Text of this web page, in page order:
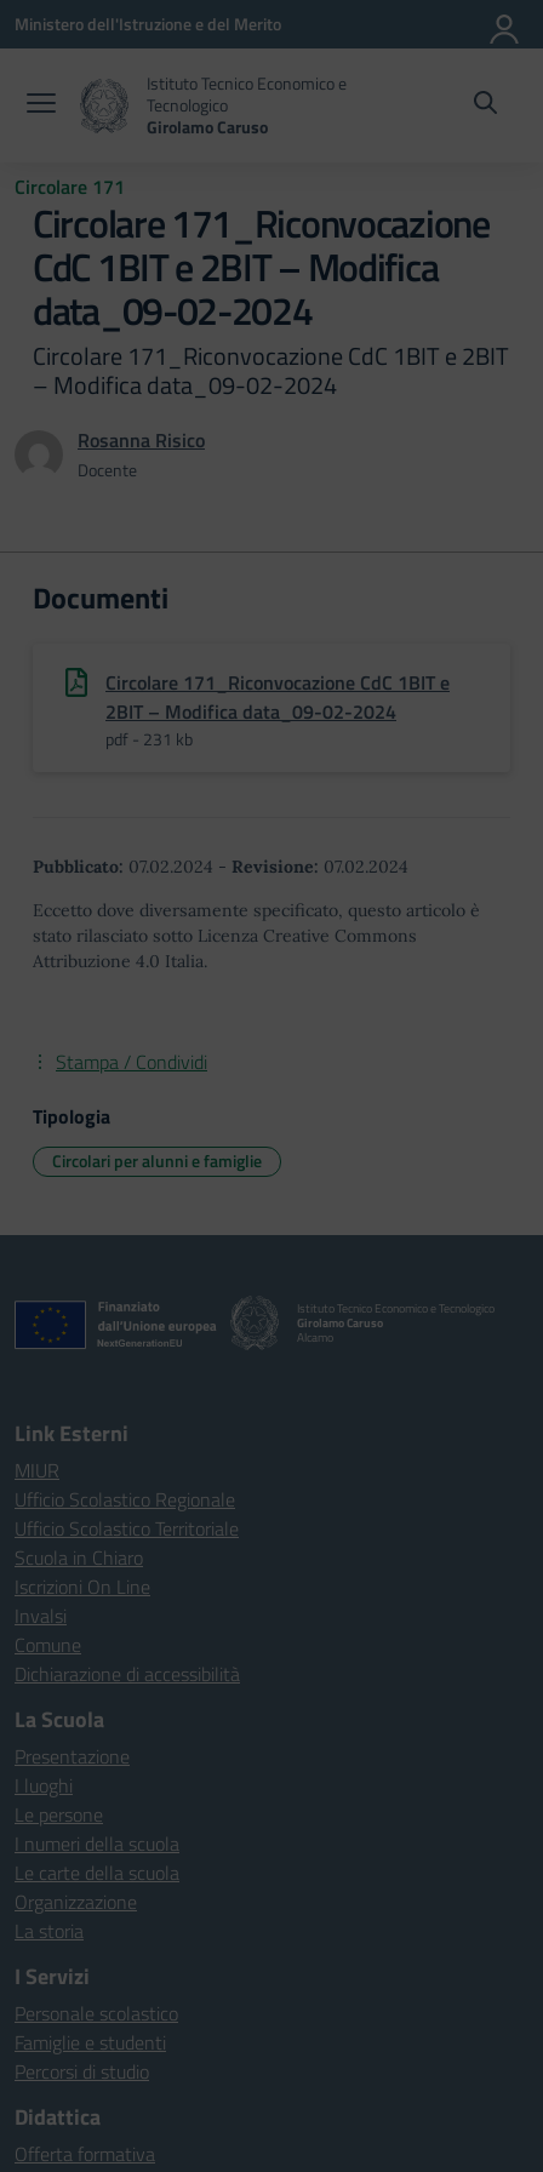
Vai ai contenuti
Vai al menu di navigazione
Vai al footer
Ministero dell'Istruzione e del Merito
Istituto Tecnico Economico e
Tecnologico
Girolamo Caruso
Circolare 171
Circolare 171_Riconvocazione
CdC 1BIT e 2BIT – Modifica
data_09-02-2024
Circolare 171_Riconvocazione CdC 1BIT e 2BIT
– Modifica data_09-02-2024
Rosanna Risico
Docente
Documenti
Circolare 171_Riconvocazione CdC 1BIT e
2BIT – Modifica data_09-02-2024
pdf - 231 kb
Pubblicato: 07.02.2024 - Revisione: 07.02.2024
Eccetto dove diversamente specificato, questo articolo è
stato rilasciato sotto Licenza Creative Commons
Attribuzione 4.0 Italia.
Stampa / Condividi
Tipologia
Circolari per alunni e famiglie
Istituto Tecnico Economico e Tecnologico
Girolamo Caruso
Alcamo
Link Esterni
MIUR
Ufficio Scolastico Regionale
Ufficio Scolastico Territoriale
Scuola in Chiaro
Iscrizioni On Line
Invalsi
Comune
Dichiarazione di accessibilità
La Scuola
Presentazione
I luoghi
Le persone
I numeri della scuola
Le carte della scuola
Organizzazione
La storia
I Servizi
Personale scolastico
Famiglie e studenti
Percorsi di studio
Didattica
Offerta formativa